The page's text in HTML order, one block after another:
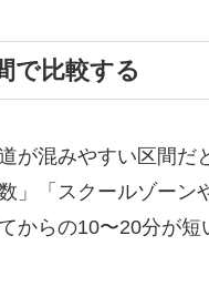
で比較する
が混みやすい区間
」「スクールゾー
からの10〜20分が